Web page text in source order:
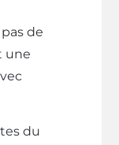
de
une
du